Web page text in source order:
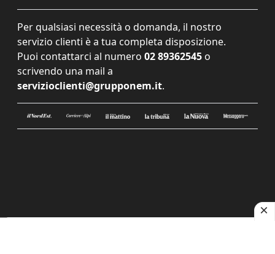
Per qualsiasi necessità o domanda, il nostro
servizio clienti è a tua completa disposizione.
Puoi contattarci al numero 02 89362545 o
scrivendo una mail a
servizioclienti@grupponem.it.